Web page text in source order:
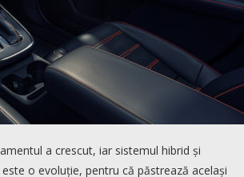
a crescut, iar sistemul hibrid și
o evoluție, pentru că păstrează același